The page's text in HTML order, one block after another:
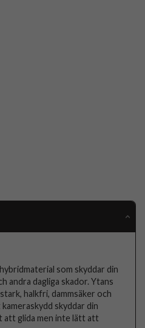
som skyddar din
dagliga skador. Ytans
halkfri, dammsäker och
skyddar din
att glida men inte lätt att